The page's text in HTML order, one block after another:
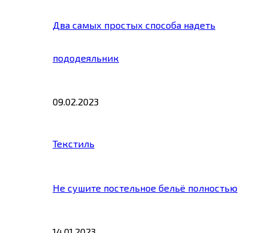
Два самых простых способа надеть
пододеяльник
09.02.2023
Текстиль
Не сушите постельное бельё полностью